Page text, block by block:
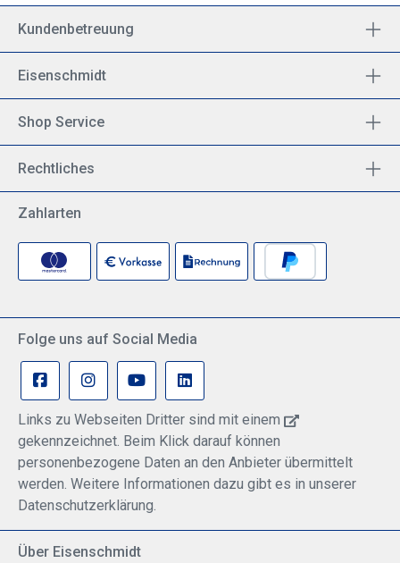
Kundenbetreuung
Eisenschmidt
Shop Service
Rechtliches
Zahlarten
Folge uns auf Social Media
Links zu Webseiten Dritter sind mit einem
gekennzeichnet. Beim Klick darauf können
personenbezogene Daten an den Anbieter übermittelt
werden. Weitere Informationen dazu gibt es in unserer
Datenschutzerklärung.
Über Eisenschmidt